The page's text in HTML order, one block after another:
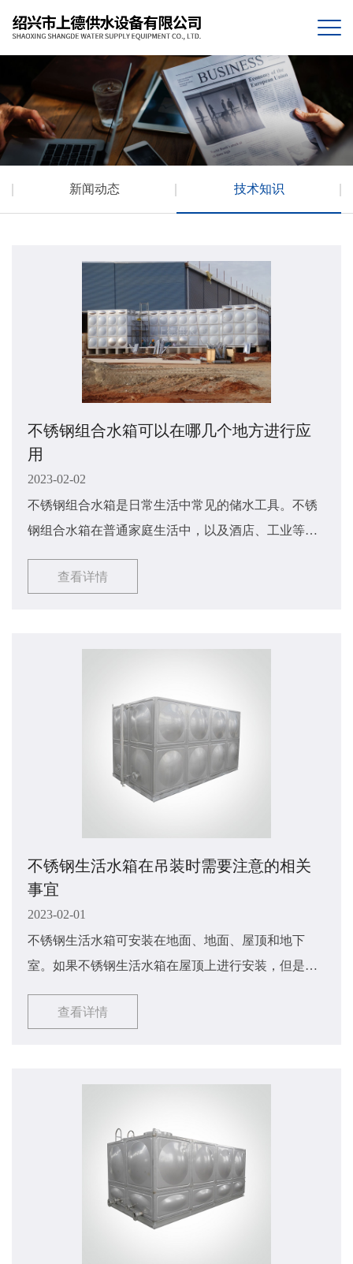
新闻动态 技术知识
不锈钢组合水箱可以在哪几个地方进行应
用
2023-02-02
不锈钢组合水箱是日常生活中常见的储水工具。不锈
钢组合水箱在普通家庭生活中，以及酒店、工业等环
进行应用呢？接下来由小编来对此讲解一下吧，希望
查看详情
不锈钢生活水箱在吊装时需要注意的相关
事宜
2023-02-01
不锈钢生活水箱可安装在地面、地面、屋顶和地下
室。如果不锈钢生活水箱在屋顶上进行安装，但是屋
完成后将不锈钢生活水箱放在地面上，用吊车将不锈
查看详情